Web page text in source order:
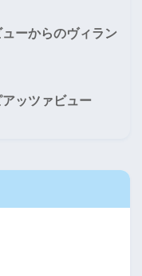
ーからのヴィラン
ッツァビュー